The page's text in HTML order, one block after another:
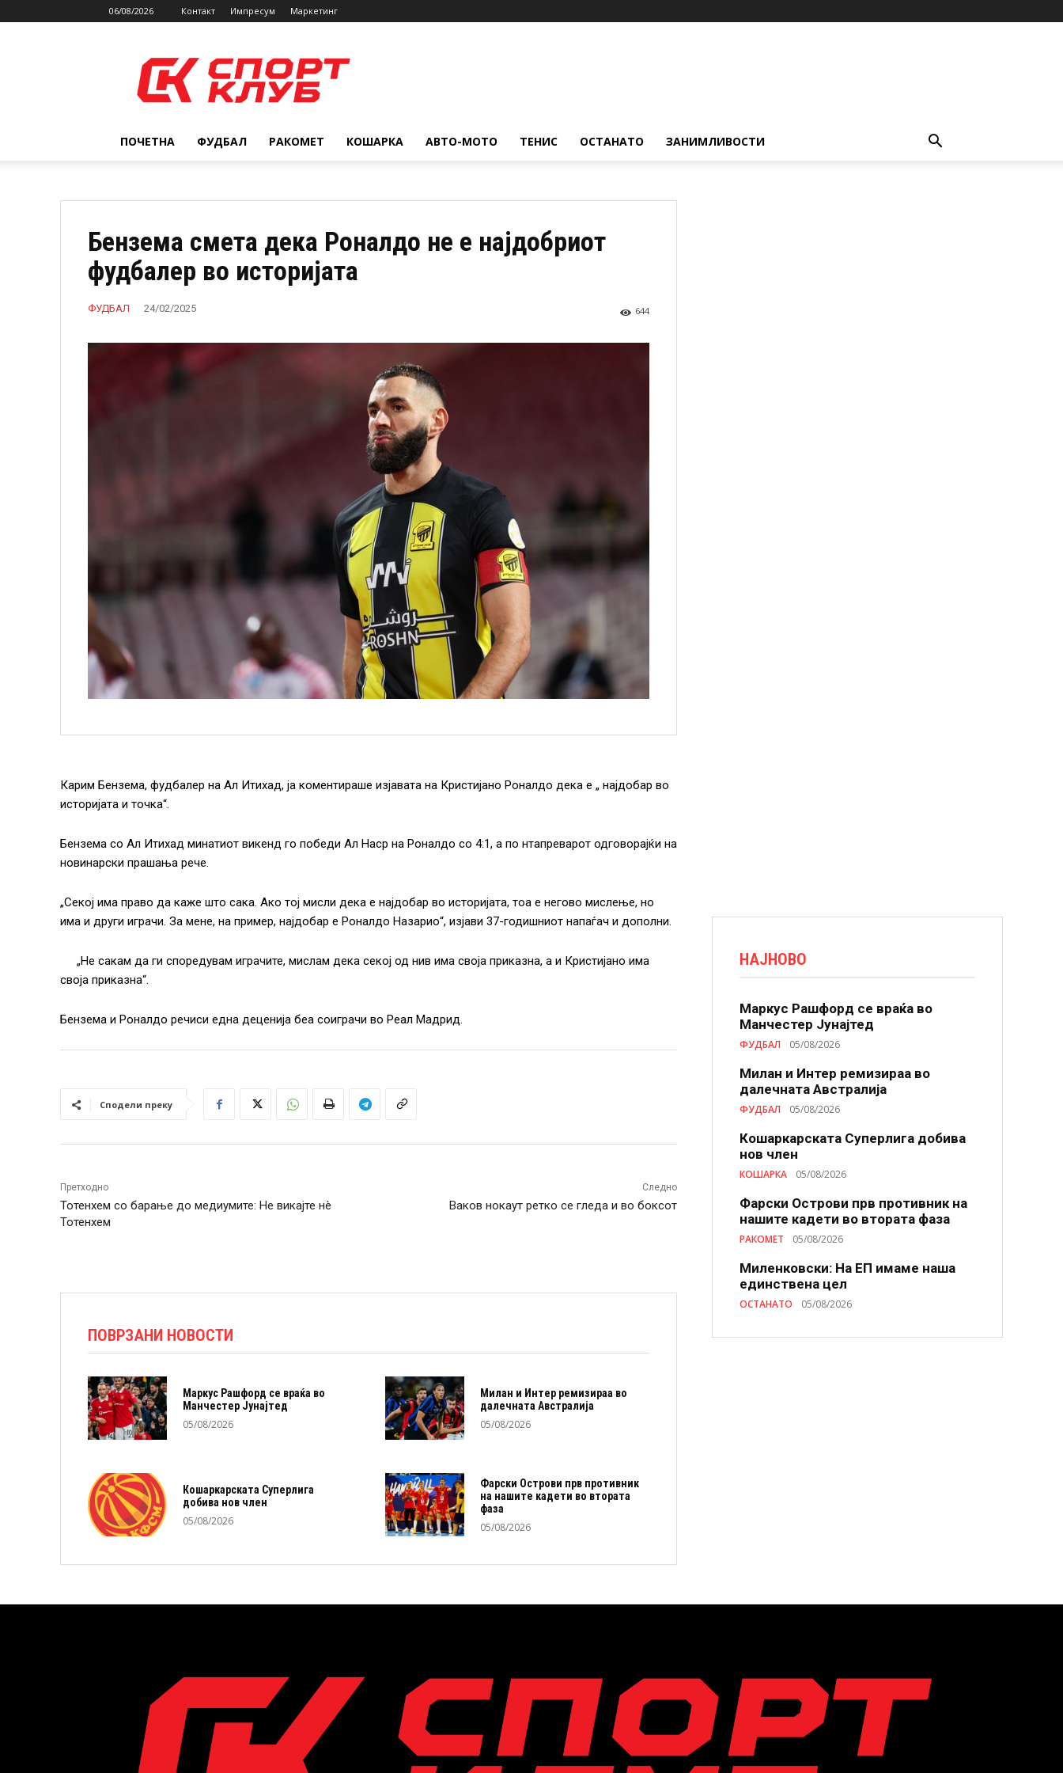
06/08/2026 Контакт Импресум Маркетинг
ПОЧЕТНА ФУДБАЛ РАКОМЕТ КОШАРКА АВТО-МОТО ТЕНИС ОСТАНАТО ЗАНИМЛИВОСТИ
Бензема смета дека Роналдо не е најдобриот
фудбалер во историјата
ФУДБАЛ 24/02/2025 644
Карим Бензема, фудбалер на Ал Итихад, ја коментираше изјавата на Кристијано Роналдо дека е „ најдобар во
историјата и точка“.
Бензема со Ал Итихад минатиот викенд го победи Ал Наср на Роналдо со 4:1, а по нтапреварот одговорајќи на
новинарски прашања рече.
„Секој има право да каже што сака. Ако тој мисли дека е најдобар во историјата, тоа е негово мислење, но
има и други играчи. За мене, на пример, најдобар е Роналдо Назарио“, изјави 37-годишниот напаѓач и дополни.
„Не сакам да ги споредувам играчите, мислам дека секој од нив има своја приказна, а и Кристијано има
своја приказна“.
Бензема и Роналдо речиси една деценија беа соиграчи во Реал Мадрид.
Сподели преку
Претходно
Тотенхем со барање до медиумите: Не викајте нè
Тотенхем
Следно
Ваков нокаут ретко се гледа и во боксот
ПОВРЗАНИ НОВОСТИ
Маркус Рашфорд се враќа во
Манчестер Јунајтед
05/08/2026
Милан и Интер ремизираа во
далечната Австралија
05/08/2026
Кошаркарската Суперлига
добива нов член
05/08/2026
Фарски Острови прв противник
на нашите кадети во втората
фаза
05/08/2026
НАЈНОВО
Маркус Рашфорд се враќа во
Манчестер Јунајтед
ФУДБАЛ 05/08/2026
Милан и Интер ремизираа во
далечната Австралија
ФУДБАЛ 05/08/2026
Кошаркарската Суперлига добива
нов член
КОШАРКА 05/08/2026
Фарски Острови прв противник на
нашите кадети во втората фаза
РАКОМЕТ 05/08/2026
Миленковски: На ЕП имаме наша
единствена цел
ОСТАНАТО 05/08/2026